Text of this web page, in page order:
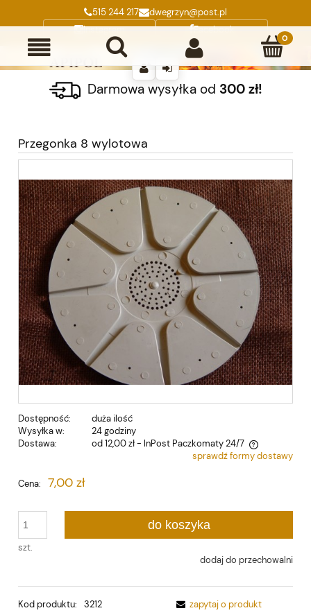
515 244 217
dwegrzyn@post.pl
Instagram
Facebook
Darmowa wysyłka od 300 zł!
Przegonka 8 wylotowa
Dostępność:
duża ilość
Wysyłka w:
24 godziny
Dostawa:
od 12,00 zł - InPost Paczkomaty 24/7
Cena nie zawiera ewentualnych kosztów płatnościsprawdź formy dostawy
Cena: 7,00 zł
szt.
do koszyka
dodaj do przechowalni
Kod produktu: 3212
zapytaj o produkt